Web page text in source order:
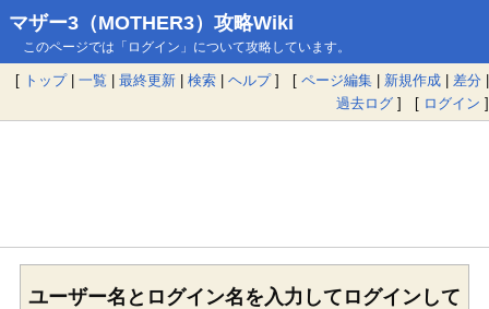
マザー3（MOTHER3）攻略Wiki
このページでは「ログイン」について攻略しています。
[ トップ| 一覧 | 最終更新 | 検索 | ヘルプ] [ ページ編集 | 新規作成 | 差分 |
過去ログ ] [ ログイン ]
ユーザー名とログイン名を入力してログインして